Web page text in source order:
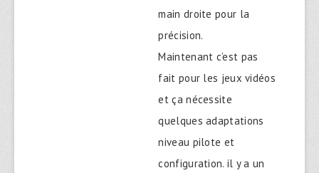
main droite pour la
précision.
Maintenant c’est pas
fait pour les jeux vidéos
et ça nécessite
quelques adaptations
niveau pilote et
configuration. il y a un